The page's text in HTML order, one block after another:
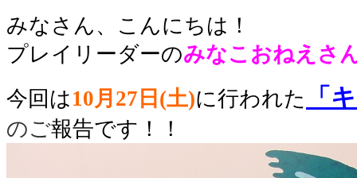
みなさん、こんにちは！
プレイリーダーのみなこ おねえさ
今回は10月27 日(土)に行われた 「
のご報告です！！